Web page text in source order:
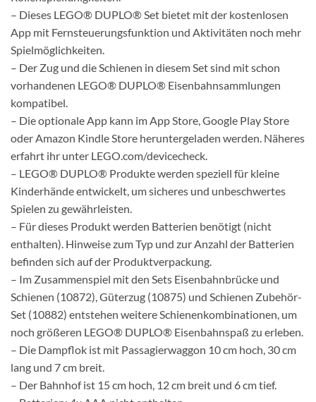
– Dieses LEGO® DUPLO® Set bietet mit der kostenlosen
App mit Fernsteuerungsfunktion und Aktivitäten noch mehr
Spielmöglichkeiten.
– Der Zug und die Schienen in diesem Set sind mit schon
vorhandenen LEGO® DUPLO® Eisenbahnsammlungen
kompatibel.
– Die optionale App kann im App Store, Google Play Store
oder Amazon Kindle Store heruntergeladen werden. Näheres
erfahrt ihr unter LEGO.com/devicecheck.
– LEGO® DUPLO® Produkte werden speziell für kleine
Kinderhände entwickelt, um sicheres und unbeschwertes
Spielen zu gewährleisten.
– Für dieses Produkt werden Batterien benötigt (nicht
enthalten). Hinweise zum Typ und zur Anzahl der Batterien
befinden sich auf der Produktverpackung.
– Im Zusammenspiel mit den Sets Eisenbahnbrücke und
Schienen (10872), Güterzug (10875) und Schienen Zubehör-
Set (10882) entstehen weitere Schienenkombinationen, um
noch größeren LEGO® DUPLO® Eisenbahnspaß zu erleben.
– Die Dampflok ist mit Passagierwaggon 10 cm hoch, 30 cm
lang und 7 cm breit.
– Der Bahnhof ist 15 cm hoch, 12 cm breit und 6 cm tief.